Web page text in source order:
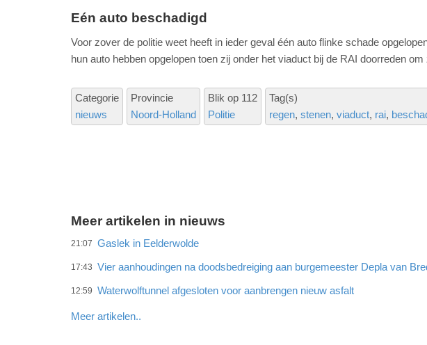
Eén auto beschadigd
Voor zover de politie weet heeft in ieder geval één auto flinke schade
hun auto hebben opgelopen toen zij onder het viaduct bij de RAI doorreden
Categorie
nieuws
Provincie
Noord-Holland
Blik op 112
Politie
Tag(s)
regen stenen viaduct rai
Meer artikelen in nieuws
21:07 Gaslek in Eelderwolde
17:43 Vier aanhoudingen na doodsbedreiging aan burgemeester Depla van
12:59 Waterwolftunnel afgesloten voor aanbrengen nieuw asfalt
Meer artikelen..